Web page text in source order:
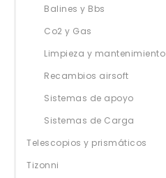
Balines y Bbs
Co2 y Gas
Limpieza y mantenimiento
Recambios airsoft
Sistemas de apoyo
Sistemas de Carga
Telescopios y prismáticos
Tizonni